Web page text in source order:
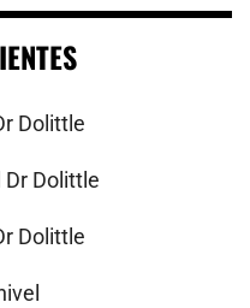
Dolittle
Dolittle
Dolittle